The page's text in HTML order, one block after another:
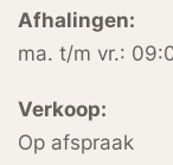
Afhalingen:
ma. t/m vr.:
Verkoop:
Op afspraak